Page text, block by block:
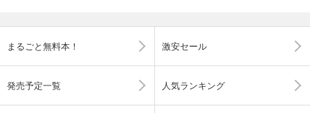
まるごと無料本！ 激安セール
発売予定一覧 人気ランキング